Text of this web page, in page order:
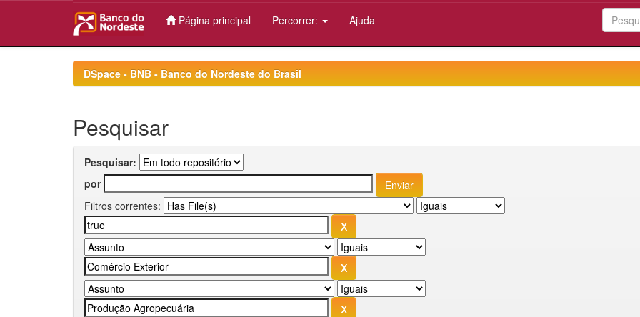
Página principal Percorrer: Ajuda
DSpace - BNB - Banco do Nordeste do Brasil
Pesquisar
Pesquisar:
por
Filtros correntes: